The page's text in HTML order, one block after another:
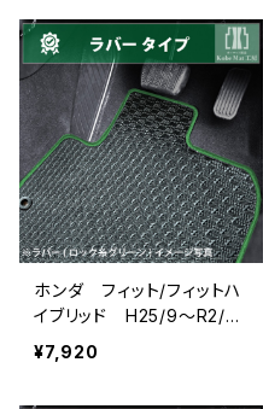
ホンダ フィット/フィットハ
イブリッド H25/9〜R2/2
GK3/4/5/6・GP5/6 フ
ロアマット一式 カーマッ
¥7,920